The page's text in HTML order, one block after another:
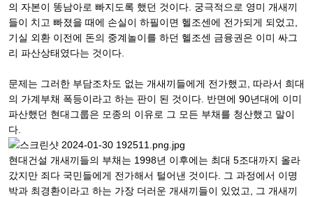
의 자본이 똥남아로 빠지도록 했던 것이다. 궁극적으로 영미 개새끼
들이 치고 빠졌을 때에 손실이 하필이면 헬조센에 전가되게 되었고,
기실 외환 이전에 돈의 중계놀이를 하던 헬조센 금융권은 이미 싸그
리 파산상태였다는 것이다.
문제는 그러한 부담조차도 없는 개새끼들에게 전가했고, 따라서 희대
의 가계부채 폭등이라고 하는 판이 된 것이다. 반면에 90년대에 이미
파산했던 현대그룹은 모종의 이유로 그 모든 부채를 청산했고 말이
다.
현대건설 개새끼들의 부채는 1998년 이후에는 최대 5조대까지 올라
갔지만 죄다 국민들에게 전가해서 털어낸 것이다. 그 과정에서 이명
박과 최경환이라고 하는 가장 더러운 개새끼들이 있었고, 그 개새끼